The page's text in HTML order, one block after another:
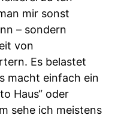
mir sonst
– sondern
von
Es belastet
macht einfach ein
Haus“ oder
sehe ich meistens